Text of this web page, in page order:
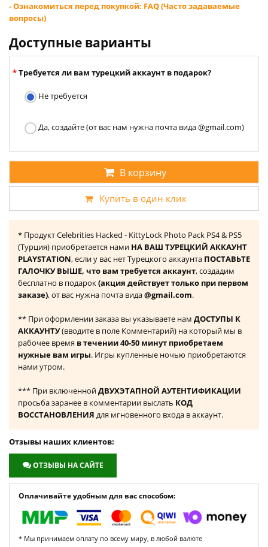
- Ознакомиться перед покупкой: FAQ (Часто задаваемые
вопросы)
Доступные варианты
Требуется ли вам турецкий аккаунт в подарок?
Не требуется
Да, создайте (от вас нам нужна почта вида @gmail.com)
В корзину
Купить в один клик
* Продукт Celebrities Hacked - KittyLock Photo Pack PS4 & PS5
(Турция) приобретается нами НА ВАШ ТУРЕЦКИЙ АККАУНТ
PLAYSTATION, если у вас нет Турецкого аккаунта ПОСТАВЬТЕ
ГАЛОЧКУ ВЫШЕ, что вам требуется аккаунт, создадим
бесплатно в подарок(акция действует только при первом
заказе), от вас нужна почта вида@gmail.com.
** При оформлении заказа вы указываете нам ДОСТУПЫ К
АККАУНТУ(вводите в поле Комментарий) на который мы в
рабочее время в течении 40-50 минут приобретаем
нужные вам игры. Игры купленные ночью приобретаются
нами утром.
*** При включеннойДВУХЭТАПНОЙ АУТЕНТИФИКАЦИИ
просьба заранее в комментарии выслать КОД
ВОССТАНОВЛЕНИЯ для мгновенного входа в аккаунт.
Отзывы наших клиентов:
ОТЗЫВЫ НА САЙТЕ
Оплачивайте удобным для вас способом:
* Мы принимаем оплату по всему миру, в любой валюте